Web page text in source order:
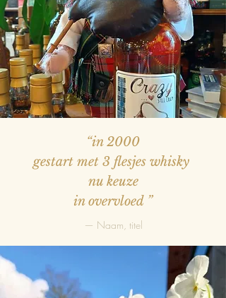
“in 2000
gestart met 3 flesjes whisky
nu keuze
in overvloed ”
— Naam, titel